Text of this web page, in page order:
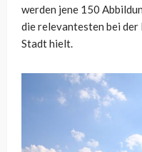
werden jene 150
die relevantesten bei
Stadt hielt.